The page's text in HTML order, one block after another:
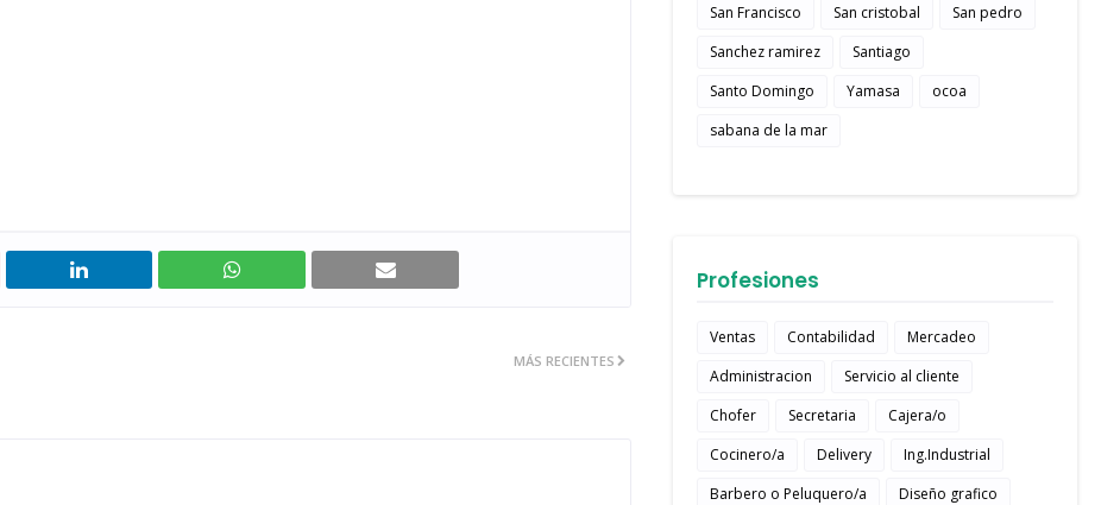
MÁS RECIENTES
San Francisco
San cristobal
San pedro
Sanchez ramirez
Santiago
Santo Domingo
Yamasa
ocoa
sabana de la mar
Profesiones
Ventas Contabilidad
Mercadeo
Administracion
Servicio al cliente
Chofer
Secretaria
Cajera/o
Cocinero/a
Delivery
Ing.Industrial
Barbero o Peluquero/a
Diseño grafico